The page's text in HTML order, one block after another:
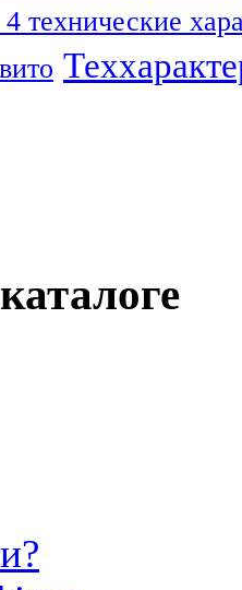
технические